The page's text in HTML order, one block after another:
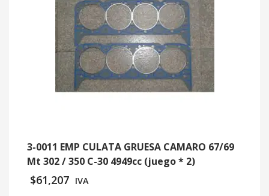
3-0011 EMP CULATA GRUESA CAMARO 67/69
Mt 302 / 350 C-30 4949cc (juego * 2)
$61,207 IVA